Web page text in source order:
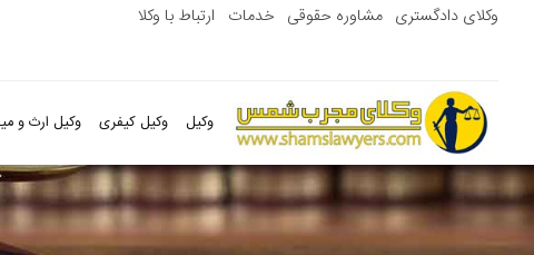
وکلای دادگستری مشاوره حقوقی خدمات ارتباط با وکلا
وکیل وکیل کیفری وکیل ارث و